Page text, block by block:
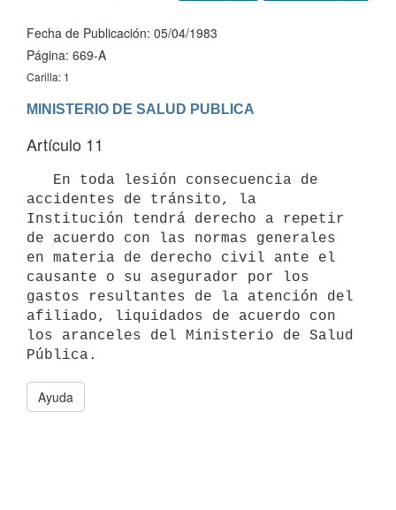
Fecha de Publicación: 05/04/1983
Página: 669-A
Carilla: 1
MINISTERIO DE SALUD PUBLICA
Artículo 11
accidentes de tránsito, la
Institución tendrá derecho a repetir
de acuerdo con las normas generales
en materia de derecho civil ante el
causante o su asegurador por los
gastos resultantes de la atención del
afiliado, liquidados de acuerdo con
los aranceles del Ministerio de Salud
Ayuda